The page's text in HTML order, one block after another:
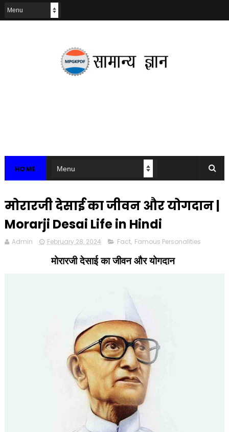
HOME
मोरारजी देसाई का जीवन और योगदान |
Morarji Desai Life in Hindi
Admin February 28, 2024 Fact, Famous Personalities
मोरारजी देसाई का जीवन और योगदान